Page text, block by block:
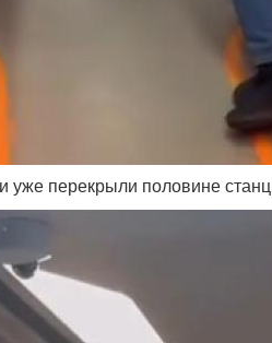
уже перекрыли половине